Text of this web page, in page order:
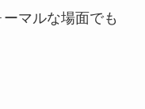
マルな場面でも